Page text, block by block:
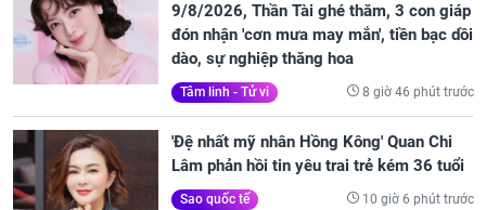
9/8/2026, Thần Tài ghé thăm, 3 con giáp
đón nhận 'cơn mưa may mắn', tiền bạc dồi
dào, sự nghiệp thăng hoa
Tâm linh - Tử vi 8 giờ 46 phút trước
'Đệ nhất mỹ nhân Hồng Kông' Quan Chi
Lâm phản hồi tin yêu trai trẻ kém 36 tuổi
Sao quốc tế 10 giờ 6 phút trước